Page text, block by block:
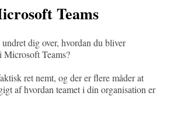
Teams
dig over, hvordan du bliver
Microsoft Teams?
ret nemt, og der er flere måder at
af hvordan teamet i din organisation er